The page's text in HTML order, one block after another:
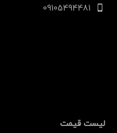
09105494481
لیست قیمت